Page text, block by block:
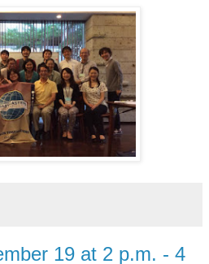
19 at 2 p.m. - 4